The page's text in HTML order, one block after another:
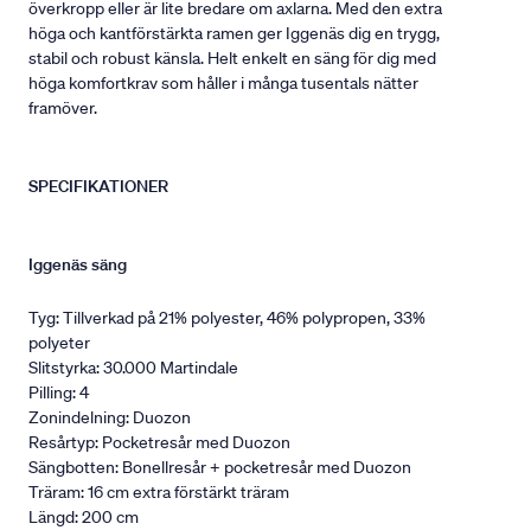
överkropp eller är lite bredare om axlarna. Med den extra
höga och kantförstärkta ramen ger Iggenäs dig en trygg,
stabil och robust känsla. Helt enkelt en säng för dig med
höga komfortkrav som håller i många tusentals nätter
framöver.
SPECIFIKATIONER
Iggenäs säng
Tyg: Tillverkad på 21% polyester, 46% polypropen, 33%
polyeter
Slitstyrka: 30.000 Martindale
Pilling: 4
Zonindelning: Duozon
Resårtyp: Pocketresår med Duozon
Sängbotten: Bonellresår + pocketresår med Duozon
Träram: 16 cm extra förstärkt träram
Längd: 200 cm